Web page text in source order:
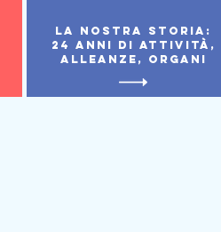
la nostra storia:
24 anni di attività,
alleanze, organi